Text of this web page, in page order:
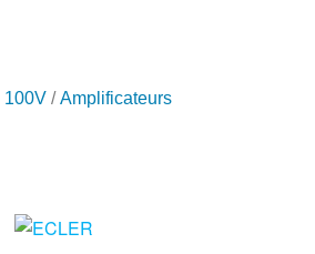
100V /Amplificateurs